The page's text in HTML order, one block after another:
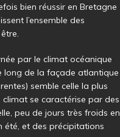
bien réussir en Bretagne
l’ensemble des
par le climat océanique
long de la façade atlantique
semble celle la plus
se caractérise par des
peu de jours très froids en
été, et des précipitations